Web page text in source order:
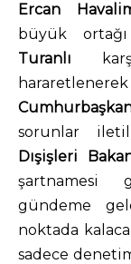
Ercan
büyük
Turanlı
sorunlar
Dışişleri
şartnamesi
gündeme
noktada
sadece